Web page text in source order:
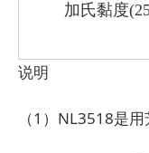
加氏黏度
说明
（1）NL3518是